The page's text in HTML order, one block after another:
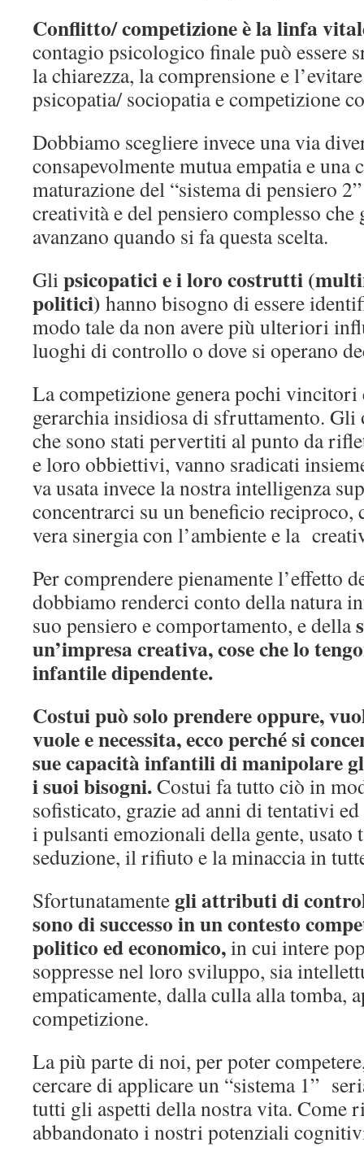
Conflitto/ competizione è la linfa
contagio psicologico finale può essere
la chiarezza, la comprensione e
psicopatia/ sociopatia e competizione
Dobbiamo scegliere invece una via
consapevolmente mutua empatia e una
maturazione del “sistema di pensiero
creatività e del pensiero complesso che
avanzano quando si fa questa scelta.
Glipsicopatici e i loro costrutti
politici) hanno bisogno di essere
modo tale da non avere più ulteriori
luoghi di controllo o dove si operano
La competizione genera pochi vincitori
gerarchia insidiosa di sfruttamento. Gli
che sono stati pervertiti al punto da
e loro obbiettivi, vanno sradicati
va usata invece la nostra intelligenza
concentrarci su un beneficio reciproco,
vera sinergia con l’ambiente e la
Per comprendere pienamente l’effetto
dobbiamo renderci conto della natura
suo pensiero e comportamento, e della
un’impresa creativa, cose che lo
infantile dipendente.
Costui può solo prendere oppure,
vuole e necessita, ecco perché si
sue capacità infantili di manipolare
i suoi bisogni.Costui fa tutto ciò in
sofisticato, grazie ad anni di tentativi
i pulsanti emozionali della gente, usato
seduzione, il rifiuto e la minaccia in
Sfortunatamente gli attributi di
sono di successo in un contesto
politico ed economico,in cui intere
soppresse nel loro sviluppo, sia
empaticamente, dalla culla alla tomba,
competizione.
La più parte di noi, per poter
cercare di applicare un “sistema 1”
tutti gli aspetti della nostra vita. Come
abbandonato i nostri potenziali